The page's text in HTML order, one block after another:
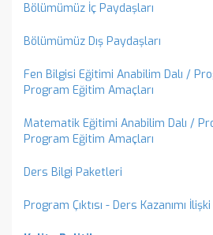
Bölümümüz İç Paydaşları
Bölümümüz Dış Paydaşları
Fen Bilgisi Eğitimi Anabilim Dalı /
Program Eğitim Amaçları
Matematik Eğitimi Anabilim Dalı /
Program Eğitim Amaçları
Ders Bilgi Paketleri
Program Çıktısı - Ders Kazanımı